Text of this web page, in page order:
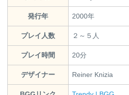
発行年 2000年
プレイ人数 ２～５人
プレイ時間 20分
デザイナー Reiner Knizia